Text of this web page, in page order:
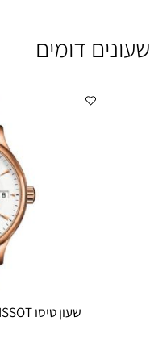
שעונים דומים
שעון טיסו TISSOT לגבר T063.639.36.037.00